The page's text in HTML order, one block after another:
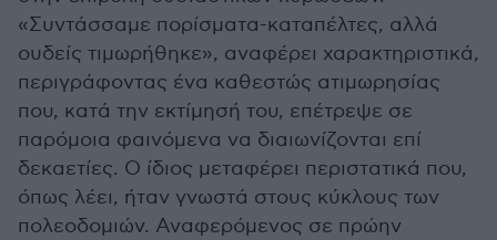
«Συντάσσαμε πορίσματα-καταπέλτες, αλλά
ουδείς τιμωρήθηκε», αναφέρει χαρακτηριστικά,
περιγράφοντας ένα καθεστώς ατιμωρησίας
που, κατά την εκτίμησή του, επέτρεψε σε
παρόμοια φαινόμενα να διαιωνίζονται επί
δεκαετίες. Ο ίδιος μεταφέρει περιστατικά που,
όπως λέει, ήταν γνωστά στους κύκλους των
πολεοδομιών. Αναφερόμενος σε πρώην